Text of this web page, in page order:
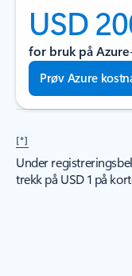
USD
for bruk på
Prøv Azure
[*]
Under
trekk på USD 1 på